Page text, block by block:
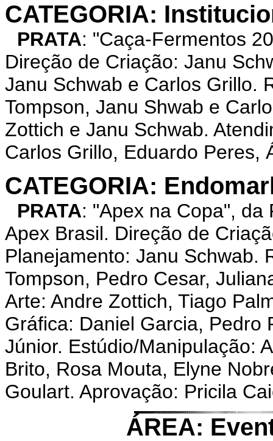
CATEGORIA:
PRATA: "Caça-Fermentos
Direção de Criação: Janu
Janu Schwab e Carlos Grillo.
Tompson, Janu Shwab e
Zottich e Janu Schwab.
Carlos Grillo, Eduardo Peres,
CATEGORIA:
PRATA: "Apex na Copa", da
Apex Brasil. Direção de
Planejamento: Janu Schwab.
Tompson, Pedro Cesar,
Arte: Andre Zottich, Tiago
Gráfica: Daniel Garcia, Pedro
Júnior. Estúdio/Manipulação:
Brito, Rosa Mouta, Elyne
Goulart. Aprovação: Pricila
ÁREA: